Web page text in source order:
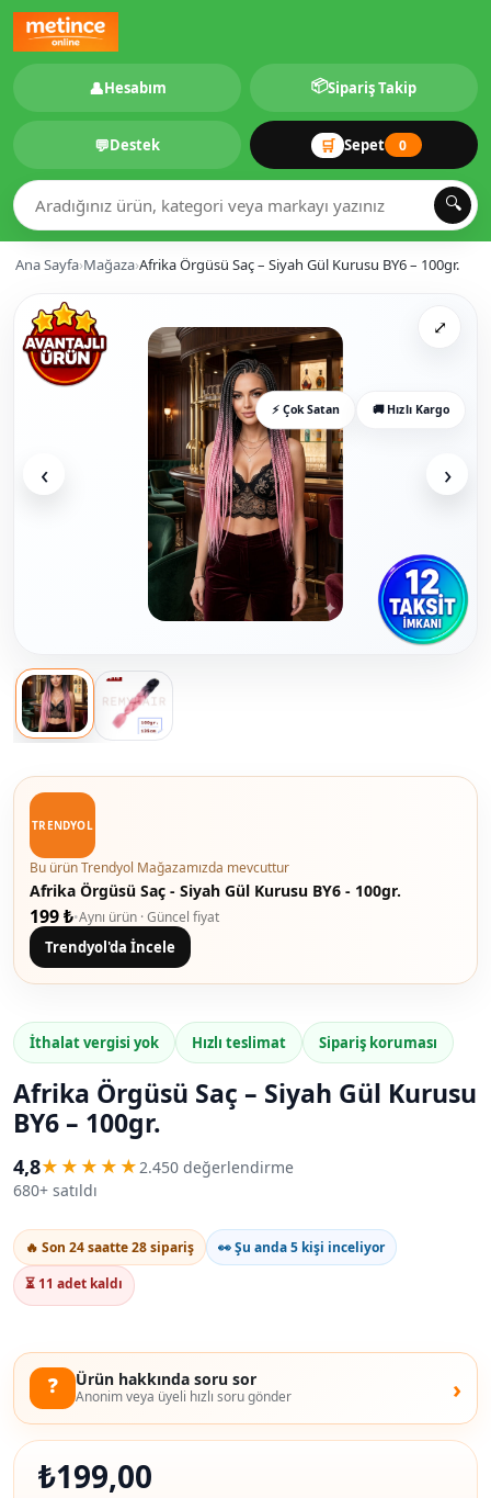
🔍
👤Hesabım 📦Sipariş Takip
💬Destek 🛒 Sepet 0
Ana Sayfa›Mağaza›Afrika Örgüsü Saç – Siyah Gül Kurusu BY6 – 100gr.
⚡ Çok Satan 🚚 Hızlı Kargo
‹ ›
⤢
TRENDYOL
Bu ürün Trendyol Mağazamızda mevcuttur
Afrika Örgüsü Saç - Siyah Gül Kurusu BY6 - 100gr.
199 ₺•Aynı ürün · Güncel fiyat
Trendyol'da İncele
İthalat vergisi yok Hızlı teslimat Sipariş koruması
Afrika Örgüsü Saç – Siyah Gül Kurusu
BY6 – 100gr.
4,8★★★★★ 2.450 değerlendirme
680+ satıldı
🔥 Son 24 saatte 28 sipariş
👀 Şu anda 5 kişi inceliyor
⏳ 11 adet kaldı
❓ Ürün hakkında soru sor
Anonim veya üyeli hızlı soru gönder ›
₺199,00